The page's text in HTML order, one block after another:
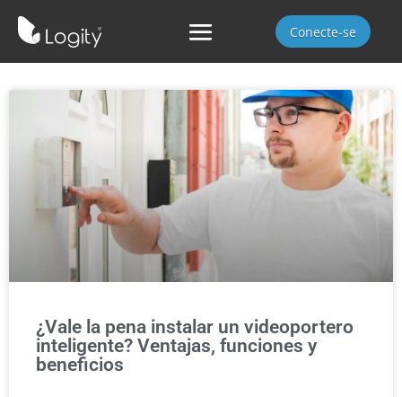
Conecte-se
¿Vale la pena instalar un videoportero
inteligente? Ventajas, funciones y
beneficios